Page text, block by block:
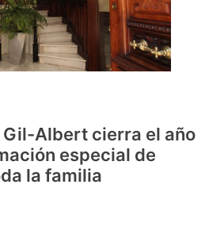
Gil-Albert cierra el año
especial de
la familia